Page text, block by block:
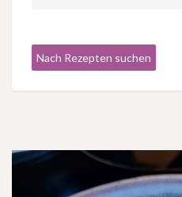
Nach Rezepten suchen